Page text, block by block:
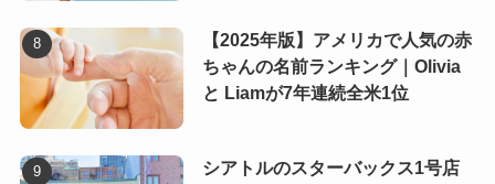
【2025年版】アメリカで人気の赤
ちゃんの名前ランキング｜Olivia
と Liamが7年連続全米1位
シアトルのスターバックス1号店